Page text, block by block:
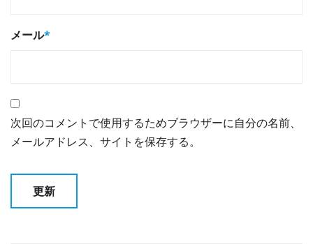
メール*
次回のコメントで使用するためブラウザーに自分の名前、
メールアドレス、サイトを保存する。